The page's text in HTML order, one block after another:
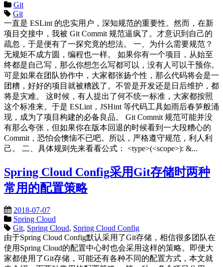
Git
Git
一直是 ESLint 的忠实用户，深知规范的重要性。然而，在新
项目交接中，我被 Git Commit 规范逼疯了。才意识到自己的
疏忽，于是便有了一探究竟的想法。 一、为什么需要规范？
无规矩不成方圆，编程也一样。 如果你有一个项目，从始至
终都是自己写，那么你想怎么写都可以，没有人可以干预你。
可是如果在团队协作中，大家都张扬个性，那么代码将会是一
团糟，好好的项目就被糟践了。不管是开发还是日后维护，都
将是灾难。 这时候，有人提出了何不统一标准，大家都按照
这个标准来。于是 ESLint，JSHint 等代码工具如雨后春笋般涌
现，成为了项目构建的必备良品。 Git Commit 规范可能并没
有那么夸张，但如果你在版本回退的时候看到一大段糟心的
Commit，恐怕会懊恼不已吧。所以，严格遵守规范，利人利
己。 二、具体规则先来看看公式： <type>(<scope>): &...
Spring Cloud Config采用Git存储时两种
常用的配置策略
2018-07-07
Spring Cloud
Git, Spring Cloud, Spring Cloud Config
由于Spring Cloud Config默认采用了Git存储，相信很多团队在
使用Spring Cloud的配置中心时也会采用这样的策略。即便大
家都使用了Git存储，可能还有各种不同的配置方式，本文就